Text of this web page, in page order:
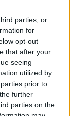
parties, or
for
opt-out
that after your
seeing
utilized by
prior to
further
parties on the
párost a